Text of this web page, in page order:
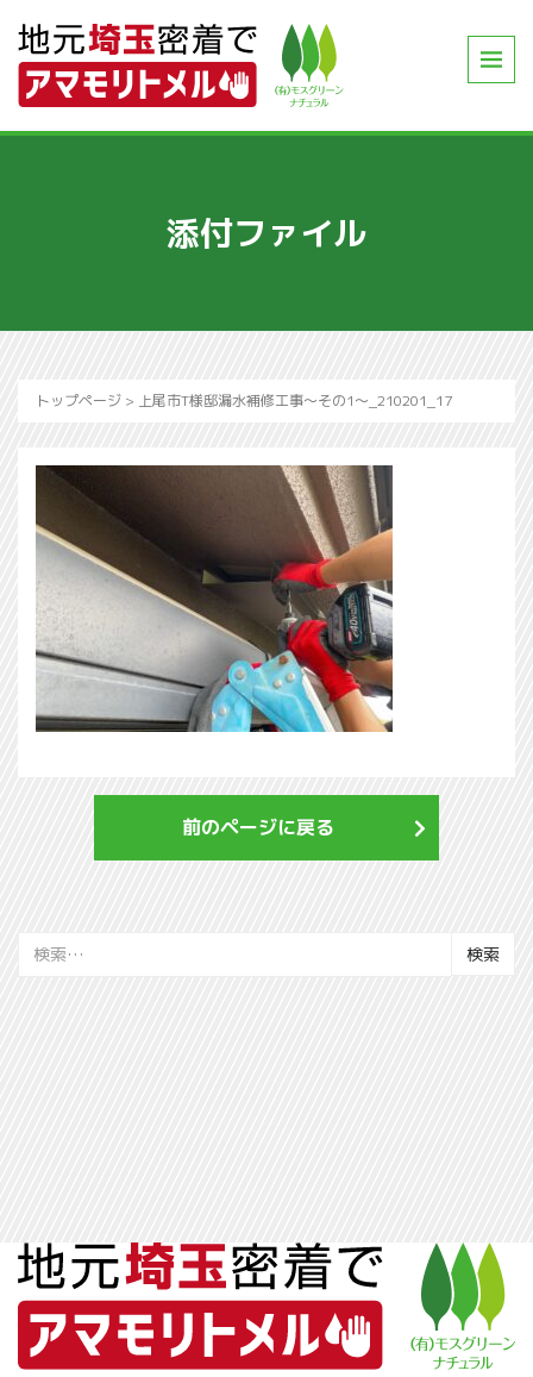
添付ファイル
トップページ > 上尾市T様邸漏水補修工事～その1～_210201_17
前のページに戻る
検